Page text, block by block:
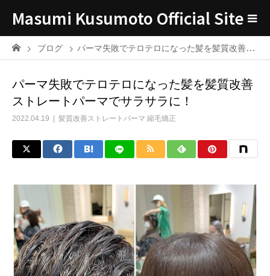
Masumi Kusumoto Official Site
ブログ パーマ失敗でテロテロになった髪を髪質改善ストレートパーマでサラサラに！
パーマ失敗でテロテロになった髪を髪質改善
ストレートパーマでサラサラに！
2022.04.19 髪質改善ストレートパーマ 縮毛矯正